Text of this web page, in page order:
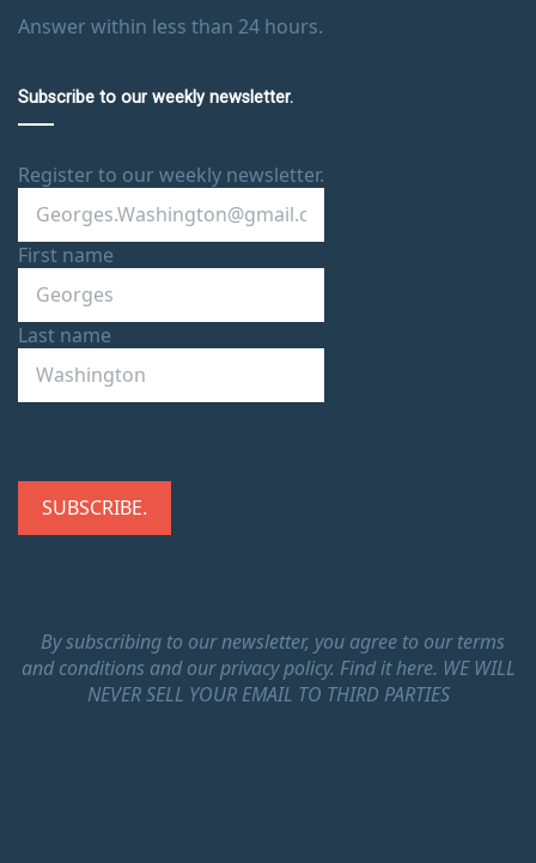
Answer within less than 24 hours.
Subscribe to our weekly newsletter.
Register to our weekly newsletter.
First name
Last name
By subscribing to our newsletter, you agree to our terms
and conditions and our privacy policy. Find it here. WE WILL
NEVER SELL YOUR EMAIL TO THIRD PARTIES